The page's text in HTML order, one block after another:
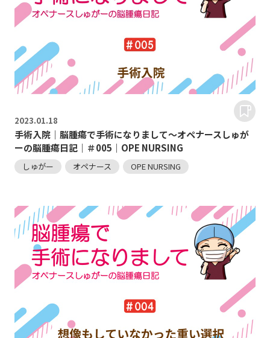
2023.01.18
手術入院｜脳腫瘍で手術になりまして～オペナースしゅが
ーの脳腫瘍日記｜＃005｜OPE NURSING
しゅがー オペナース OPE NURSING